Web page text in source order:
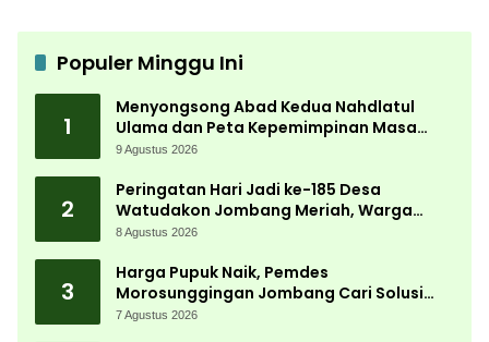
Populer Minggu Ini
1
Menyongsong Abad Kedua Nahdlatul
Ulama dan Peta Kepemimpinan Masa
Depan Pasca Muktamar ke-35
9 Agustus 2026
2
Peringatan Hari Jadi ke-185 Desa
Watudakon Jombang Meriah, Warga
Tumpek Blek Padati Karnaval Budaya
8 Agustus 2026
3
Harga Pupuk Naik, Pemdes
Morosunggingan Jombang Cari Solusi
Lewat Kajian Akademik
7 Agustus 2026